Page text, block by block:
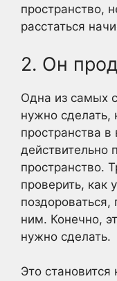
пространство,
расстаться
2. Он
Одна из самых
нужно сделать,
пространства
действительно
пространство.
проверить, как
ним. Конечно,
нужно сделать.
Это